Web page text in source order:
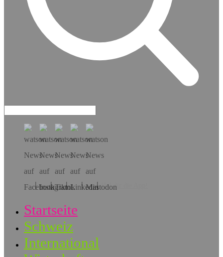
Hol dir die App!
Startseite
Schweiz
International